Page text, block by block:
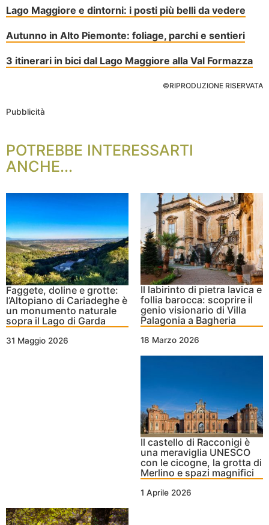
Lago Maggiore e dintorni: i posti più belli da vedere
Autunno in Alto Piemonte: foliage, parchi e sentieri
3 itinerari in bici dal Lago Maggiore alla Val Formazza
©RIPRODUZIONE RISERVATA
Pubblicità
POTREBBE INTERESSARTI
ANCHE...
Faggete, doline e grotte:
l’Altopiano di Cariadeghe è
un monumento naturale
sopra il Lago di Garda
31 Maggio 2026
Il labirinto di pietra lavica e
follia barocca: scoprire il
genio visionario di Villa
Palagonia a Bagheria
18 Marzo 2026
Il castello di Racconigi è
una meraviglia UNESCO
con le cicogne, la grotta di
Merlino e spazi magnifici
1 Aprile 2026